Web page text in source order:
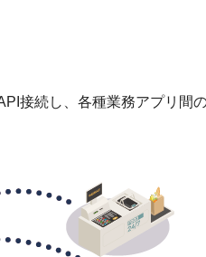
接続し、各種業務アプリ間